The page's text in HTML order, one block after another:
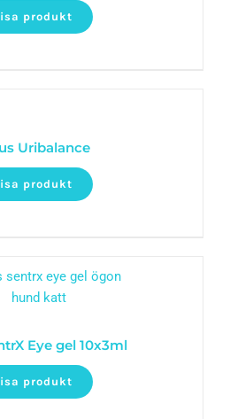
produkt
Uribalance
produkt
Eye gel 10x3ml
produkt